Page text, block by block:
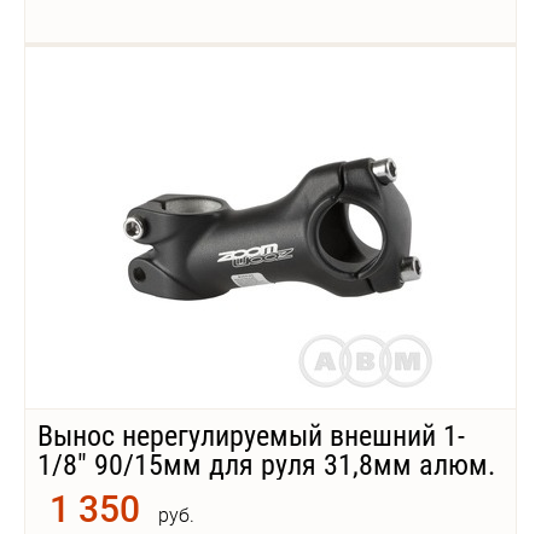
Вынос нерегулируемый внешний 1-
1/8" 90/15мм для руля 31,8мм алюм.
ZOOM
1 350 руб.